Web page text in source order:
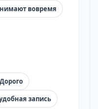
вовремя
Дорого
запись